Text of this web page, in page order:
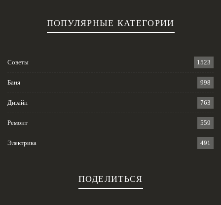
ПОПУЛЯРНЫЕ КАТЕГОРИИ
Советы 1523
Баня 998
Дизайн 763
Ремонт 559
Электрика 491
ПОДЕЛИТЬСЯ